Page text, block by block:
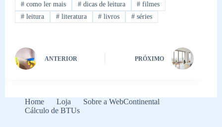
#como ler mais #dicas de leitura # filmes
#leitura #literatura # livros # séries
ANTERIOR PRÓXIMO
Home Loja
Sobre a WebContinental
Cálculo de BTUs